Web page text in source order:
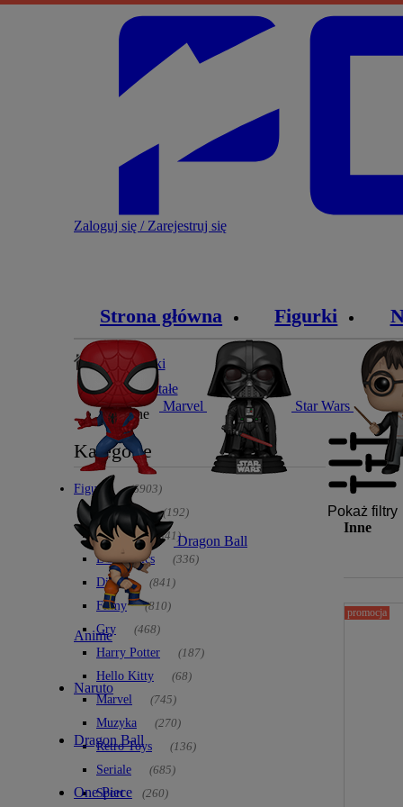
Zaloguj się / Zarejestruj się
Strona główna Figurki
Blog
Marvel Star Wars
Dragon Ball
Anime
Naruto
Dragon Ball
One Piece
» Figurki
» Pozostałe
» Inne
Kategorie
Figurki (6903)
Animacje (192)
Anime (1341)
DC Comics (336)
Disney (841)
Filmy (810)
Gry (468)
Harry Potter (187)
Hello Kitty (68)
Marvel (745)
Muzyka (270)
Retro Toys (136)
Seriale (685)
Sport (260)
Pokaż filtry
Inne
promocja